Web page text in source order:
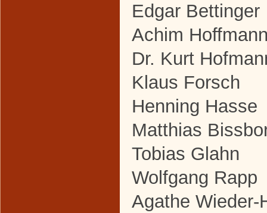
Edgar Bettinger
Achim
Dr. Kurt
Klaus Forsch
Henning Hasse
Matthias
Tobias Glahn
Wolfgang Rapp
Agathe Wieder-